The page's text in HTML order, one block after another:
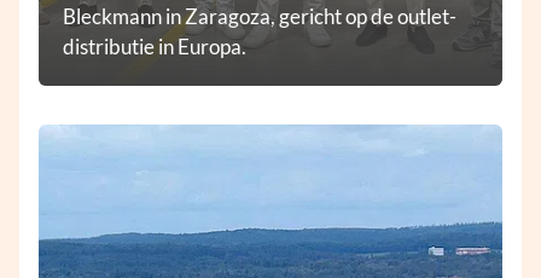
Bleckmann in Zaragoza, gericht op de outlet-
distributie in Europa.